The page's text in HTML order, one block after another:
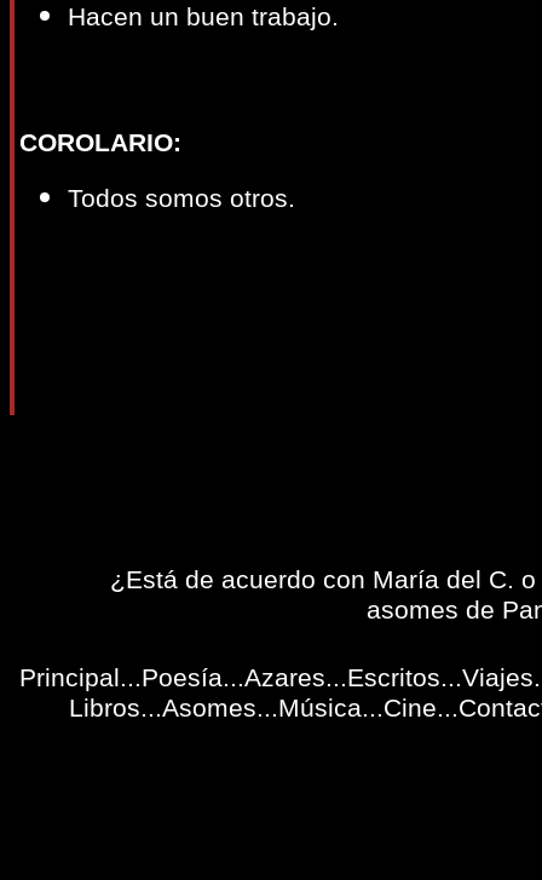
Hacen un buen trabajo.
COROLARIO:
Todos somos otros.
¿Está de acuerdo con María del C.
asomes de
Principal...Poesía...Azares...Escritos...Viajes
Libros...Asomes...Música...Cine...